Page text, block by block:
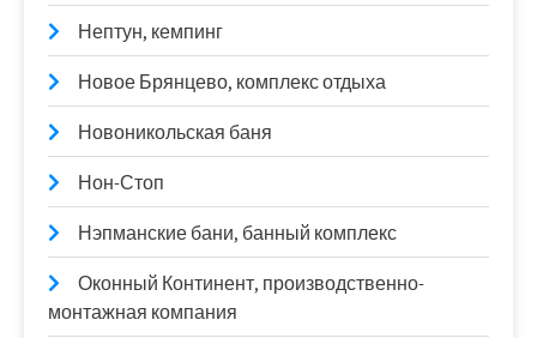
Нептун, кемпинг
Новое Брянцево, комплекс отдыха
Новоникольская баня
Нон-Стоп
Нэпманские бани, банный комплекс
Оконный Континент, производственно-
монтажная компания